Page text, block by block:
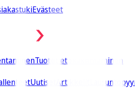
Evästeet
Tuotetieto
Rakentaminen
Uutiset Artikkelit